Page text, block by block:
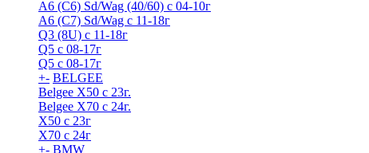
A6 (С6) Sd/Wag (40/60) c 04-10г
А6 (C7) Sd/Wag с 11-18г
Q3 (8U) с 11-18г
Q5 с 08-17г
Q5 с 08-17г
+- BELGEE
Belgee X50 с 23г.
Belgee X70 с 24г.
X50 с 23г
X70 с 24г
+- BMW